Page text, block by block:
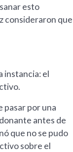
esto
consideraron que
instancia: el
pasar por una
antes de
que no se pudo
sobre el